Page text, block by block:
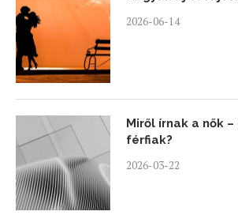
2026-06-14
Miről írnak a nők –
férfiak?
2026-03-22